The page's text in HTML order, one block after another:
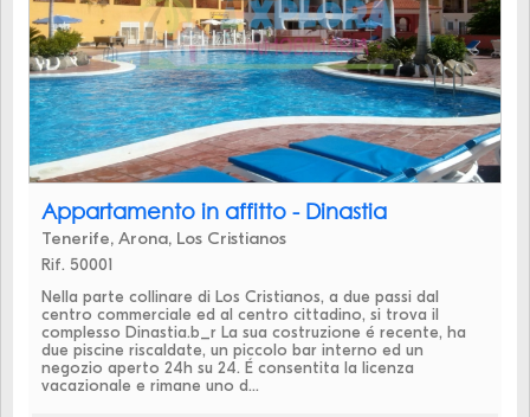
Appartamento in affitto - Dinastia
Tenerife, Arona, Los Cristianos
Rif. 50001
Nella parte collinare di Los Cristianos, a due passi dal
centro commerciale ed al centro cittadino, si trova il
complesso Dinastia.b_r La sua costruzione é recente, ha
due piscine riscaldate, un piccolo bar interno ed un
negozio aperto 24h su 24. É consentita la licenza
vacazionale e rimane uno d...